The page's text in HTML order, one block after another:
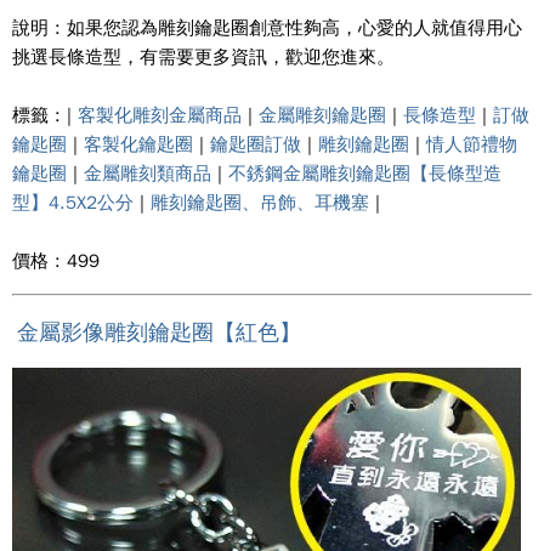
說明 : 如果您認為雕刻鑰匙圈創意性夠高，心愛的人就值得用心
挑選長條造型，有需要更多資訊，歡迎您進來。
標籤 : | 客製化雕刻金屬商品 金屬雕刻鑰匙圈 長條造型
訂做
鑰匙圈
客製化鑰匙圈 鑰匙圈訂做 雕刻鑰匙圈 |情人節禮物
鑰匙圈
金屬雕刻類商品
不銹鋼金屬雕刻鑰匙圈【長條型造
型】4.5X2公分
雕刻鑰匙圈、吊飾、耳機塞
價格 : 499
金屬影像雕刻鑰匙圈【紅色】